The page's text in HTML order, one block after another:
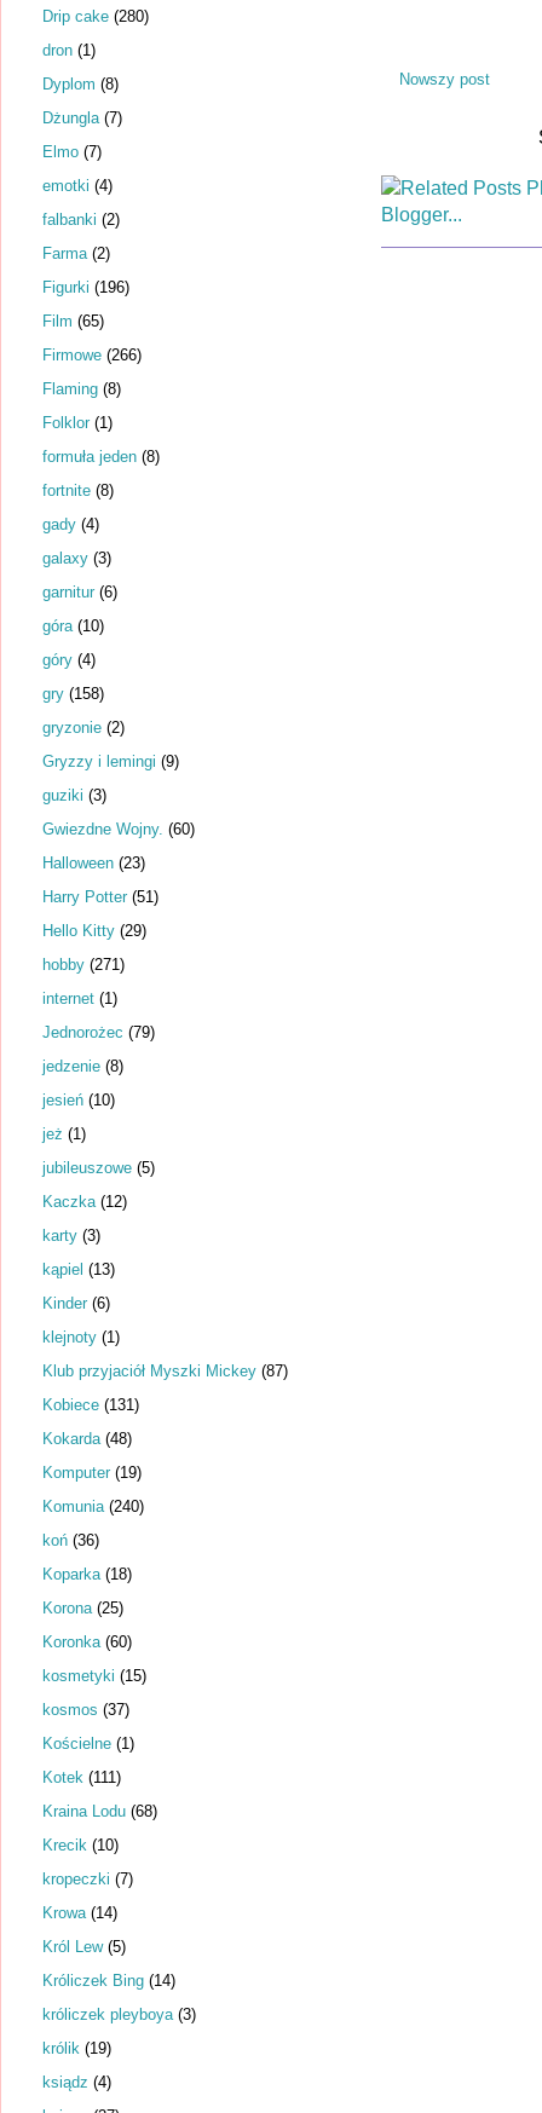
Nowszy post
Drip cake (280)
dron (1)
Dyplom (8)
Dżungla (7)
Elmo (7)
emotki (4)
falbanki (2)
Farma (2)
Figurki (196)
Film (65)
Firmowe (266)
Flaming (8)
Folklor (1)
formuła jeden (8)
fortnite (8)
gady (4)
galaxy (3)
garnitur (6)
góra (10)
góry (4)
gry (158)
gryzonie (2)
Gryzzy i lemingi (9)
guziki (3)
Gwiezdne Wojny. (60)
Halloween (23)
Harry Potter (51)
Hello Kitty (29)
hobby (271)
internet (1)
Jednorożec (79)
jedzenie (8)
jesień (10)
jeż (1)
jubileuszowe (5)
Kaczka (12)
karty (3)
kąpiel (13)
Kinder (6)
klejnoty (1)
Klub przyjaciół Myszki Mickey (87)
Kobiece (131)
Kokarda (48)
Komputer (19)
Komunia (240)
koń (36)
Koparka (18)
Korona (25)
Koronka (60)
kosmetyki (15)
kosmos (37)
Kościelne (1)
Kotek (111)
Kraina Lodu (68)
Krecik (10)
kropeczki (7)
Krowa (14)
Król Lew (5)
Króliczek Bing (14)
króliczek pleyboya (3)
królik (19)
ksiądz (4)